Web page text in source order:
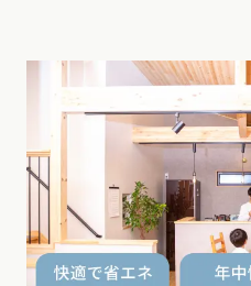
お近くのイ
選択中のエリア：全国